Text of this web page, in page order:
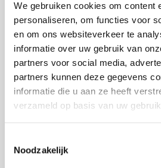
We gebruiken cookies om content
personaliseren, om functies voor
en om ons websiteverkeer te
informatie over uw gebruik van
partners voor social media,
partners kunnen deze gegevens
informatie die u aan ze heeft
verzameld op basis van uw
Noodzakelijk
telefoonnummer
e-mailadres
Erwin
Heuvelmans
telefoonnummer